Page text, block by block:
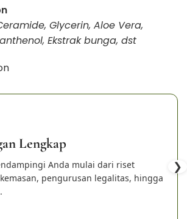
Glycerin, Aloe Vera,
Ekstrak bunga, dst
Lengkap
Anda mulai dari riset
pengurusan legalitas, hingga
❯